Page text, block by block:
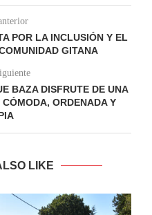
POR LA INCLUSIÓN Y EL
GITANA
BAZA DISFRUTE DE UNA
ORDENADA Y
LIKE